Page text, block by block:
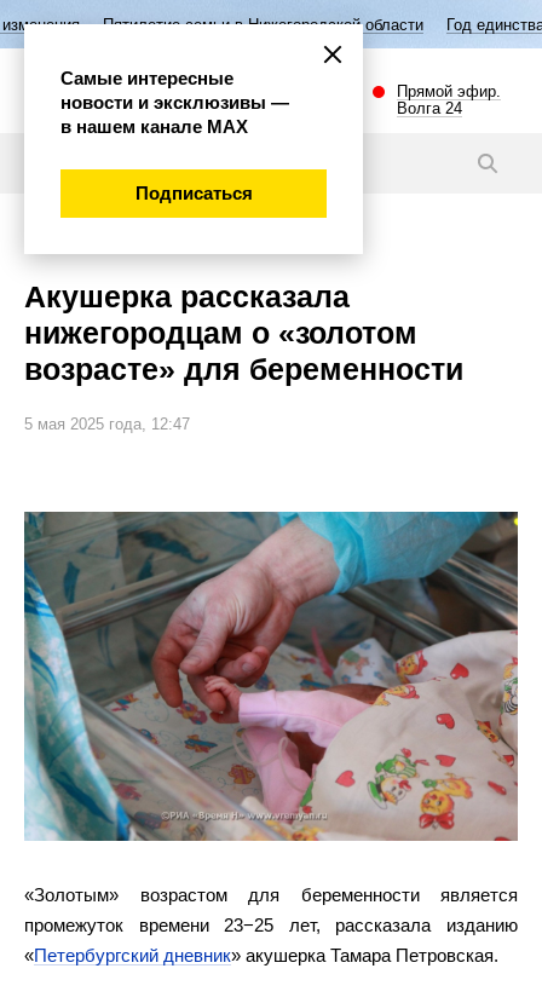
семьи в Нижегородской области Год единства народов России
Прямой эфир.
Волга 24
Акушерка рассказала
нижегородцам о «золотом
возрасте» для беременности
5 мая 2025 года, 12:47
«Золотым» возрастом для беременности является
промежуток времени 23−25 лет, рассказала изданию
«Петербургский дневник» акушерка Тамара Петровская.
Самые интересные
новости и эксклюзивы —
в нашем канале МАХ
Подписаться